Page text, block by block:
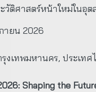
ติศาสตร์หน้าใหม่ในอุต
ายน 2026
งเทพมหานคร, ประเทศ
Shaping the